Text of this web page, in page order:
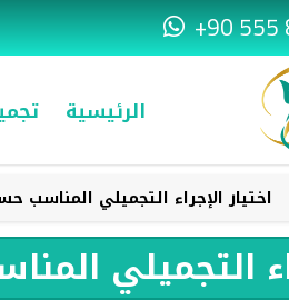
+90 555
الرئيسية
اختيار الإجراء التجميلي
التجميلي